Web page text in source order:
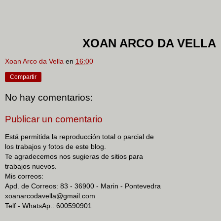
XOAN ARCO DA VELLA
Xoan Arco da Vella en 16:00
Compartir
No hay comentarios:
Publicar un comentario
Está permitida la reproducción total o parcial de
los trabajos y fotos de este blog.
Te agradecemos nos sugieras de sitios para
trabajos nuevos.
Mis correos:
Apd. de Correos: 83 - 36900 - Marin - Pontevedra
xoanarcodavella@gmail.com
Telf - WhatsAp.: 600590901